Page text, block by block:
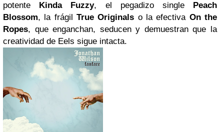
potente Kinda Fuzzy, el pegadizo single Peach
Blossom, la frágil True Originals o la efectiva On the
Ropes, que enganchan, seducen y demuestran que la
creatividad de Eels sigue intacta.